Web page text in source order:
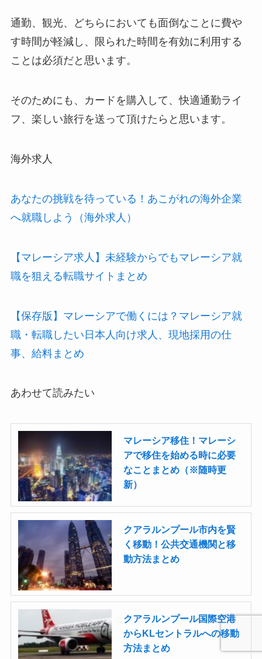
通勤、観光、どちらにおいても面倒なことに費や
す時間が軽減し、限られた時間を有効に利用する
ことは必須だと思います。
そのためにも、カードを購入して、快適通勤ライ
フ、楽しい旅行を送って頂けたらと思います。
海外求人
あなたの挑戦を待っている！あこがれの海外企業
へ就職しよう（海外求人）
【マレーシア求人】未経験からでもマレーシア就
職を狙える転職サイトまとめ
【保存版】マレーシアで働くには？マレーシア就
職・転職したい日本人向け求人、現地採用の仕
事、給料まとめ
あわせて読みたい
マレーシア移住！マレーシ
アで移住を始める時に必要
なことまとめ（※随時更
新）
クアラルンプール市内を賢
く移動！公共交通機関と移
動方法まとめ
クアラルンプール国際空港
からKLセントラルへの移動
方法まとめ